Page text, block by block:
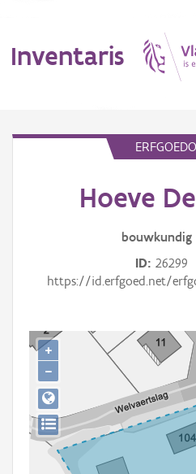
Inventaris
Gebeurtenis
Persoon of collectief
Downloads
Hergebruik
Hoeve
bouwkundig
ID 26299
https://id.erfgoed.net/
+
−